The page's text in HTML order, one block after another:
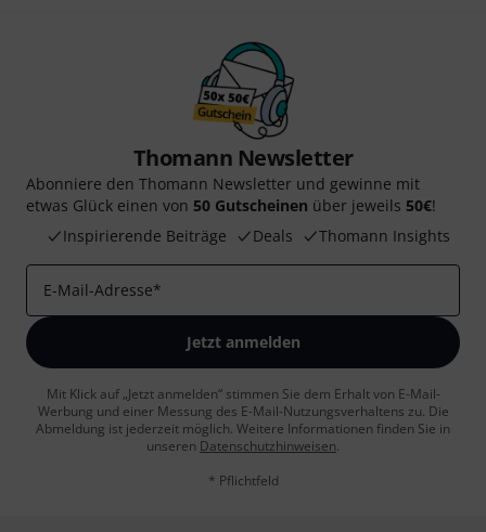
Thomann Newsletter
Abonniere den Thomann Newsletter und gewinne mit
etwas Glück einen von 50 Gutscheinen über jeweils 50€!
Inspirierende Beiträge
Deals Thomann Insights
E-Mail-Adresse*
Jetzt anmelden
Mit Klick auf „Jetzt anmelden“ stimmen Sie dem Erhalt von E-Mail-
Werbung und einer Messung des E-Mail-Nutzungsverhaltens zu. Die
Abmeldung ist jederzeit möglich. Weitere Informationen finden Sie in
unseren Datenschutzhinweisen.
* Pflichtfeld